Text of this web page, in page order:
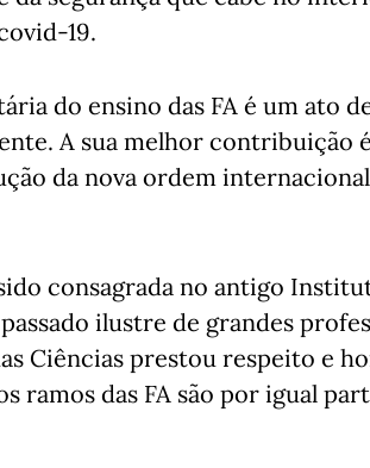
19.
do ensino das FA é um ato
A sua melhor contribuição
da nova ordem
consagrada no antigo
ilustre de grandes
Ciências prestou respeito e
ramos das FA são por igual